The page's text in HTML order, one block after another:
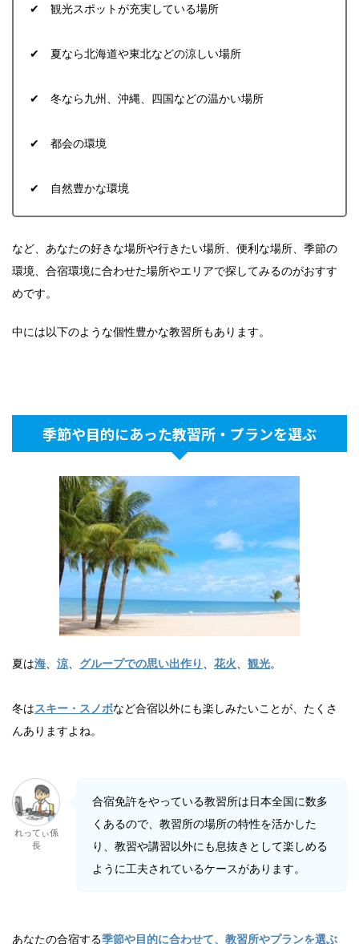
✔ 観光スポットが充実している場所
✔ 夏なら北海道や東北などの涼しい場所
✔ 冬なら九州、沖縄、四国などの温かい場所
✔ 都会の環境
✔ 自然豊かな環境
など、あなたの好きな場所や行きたい場所、便利な場所、季節の
環境、合宿環境に合わせた場所やエリアで探してみるのがおすす
めです。
中には以下のような個性豊かな教習所もあります。
季節や目的にあった教習所・プランを選ぶ
夏は海 涼 グループでの思い出作り 花火 観光。
冬はスキー・スノボなど合宿以外にも楽しみたいことが、たくさ
んありますよね。
れってぃ係
長
合宿免許をやっている教習所は日本全国に数多
くあるので、教習所の場所の特性を活かした
り、教習や講習以外にも息抜きとして楽しめる
ように工夫されているケースがあります。
あなたの合宿する季節や目的に合わせて、教習所やプランを選ぶ